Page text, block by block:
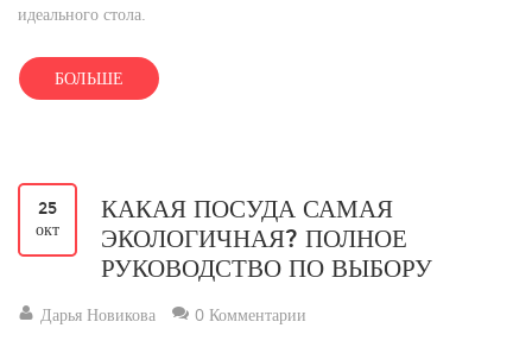
идеального стола.
БОЛЬШЕ
25
окт
КАКАЯ ПОСУДА САМАЯ
ЭКОЛОГИЧНАЯ? ПОЛНОЕ
РУКОВОДСТВО ПО ВЫБОРУ
Дарья Новикова 0 Комментарии